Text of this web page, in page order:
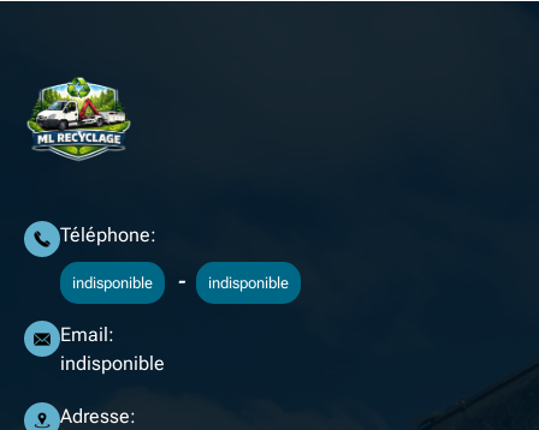
Téléphone:
indisponible - indisponible
Email:
indisponible
Adresse: